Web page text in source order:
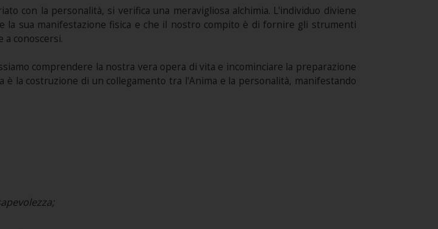
con la personalità, si verifica una meravigliosa alchimia. L'individuo diviene
la sua manifestazione fisica e che il nostro compito è di fornire gli strumenti
a conoscersi.
comprendere la nostra vera opera di vita e incominciare la preparazione
la costruzione di un collegamento tra l'Anima e la personalità, manifestando